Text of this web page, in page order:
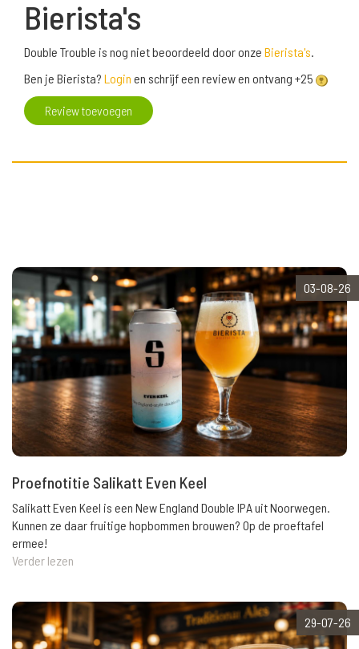
Bierista's
Double Trouble is nog niet beoordeeld door onze Bierista's.
Ben je Bierista? Login en schrijf een review en ontvang +25
Review toevoegen
03-08-26
Proefnotitie Salikatt Even Keel
Salikatt Even Keel is een New England Double IPA uit Noorwegen.
Kunnen ze daar fruitige hopbommen brouwen? Op de proeftafel
ermee!
Verder lezen
29-07-26